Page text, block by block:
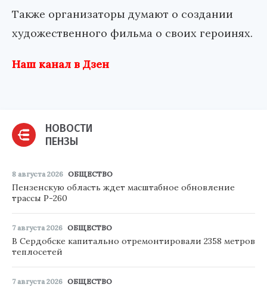
Также организаторы думают о создании
художественного фильма о своих героинях.
Наш канал в Дзен
НОВОСТИ
ПЕНЗЫ
8 августа 2026 ОБЩЕСТВО
Пензенскую область ждет масштабное обновление
трассы Р-260
7 августа 2026 ОБЩЕСТВО
В Сердобске капитально отремонтировали 2358 метров
теплосетей
7 августа 2026 ОБЩЕСТВО